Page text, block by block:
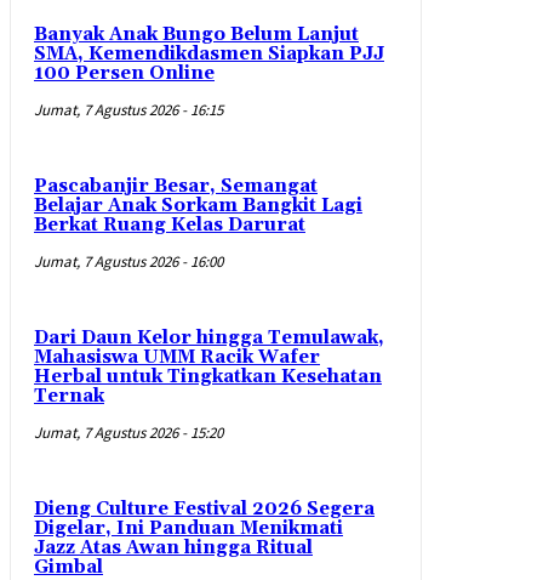
Banyak Anak Bungo Belum Lanjut
SMA, Kemendikdasmen Siapkan PJJ
100 Persen Online
Jumat, 7 Agustus 2026 - 16:15
Pascabanjir Besar, Semangat
Belajar Anak Sorkam Bangkit Lagi
Berkat Ruang Kelas Darurat
Jumat, 7 Agustus 2026 - 16:00
Dari Daun Kelor hingga Temulawak,
Mahasiswa UMM Racik Wafer
Herbal untuk Tingkatkan Kesehatan
Ternak
Jumat, 7 Agustus 2026 - 15:20
Dieng Culture Festival 2026 Segera
Digelar, Ini Panduan Menikmati
Jazz Atas Awan hingga Ritual
Gimbal